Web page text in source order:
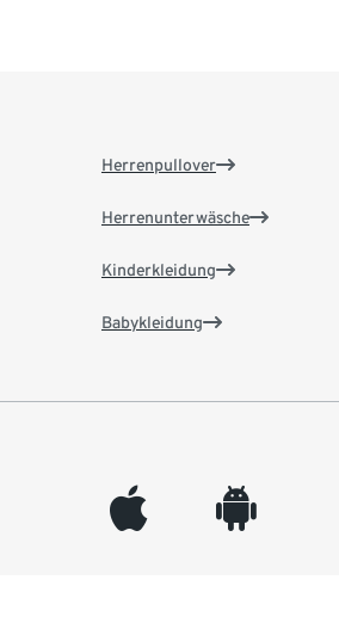
Herrenpullover
Herrenunterwäsche
Kinderkleidung
Babykleidung
appleinc android